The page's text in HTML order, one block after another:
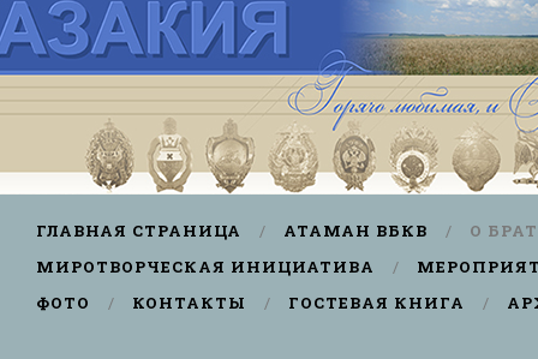
ГЛАВНАЯ СТРАНИЦА АТАМАН ВБКВ
О
МИРОТВОРЧЕСКАЯ ИНИЦИАТИВА
ФОТО
КОНТАКТЫ ГОСТЕВАЯ КНИГА